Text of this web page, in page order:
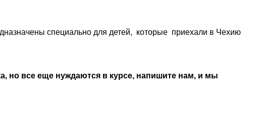
специально для детей, которые приехали в Чехию
но все еще нуждаются в курсе, напишите нам, и мы